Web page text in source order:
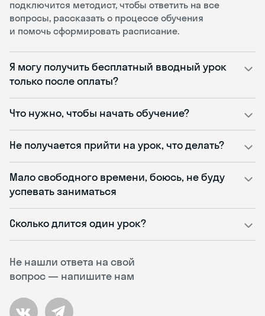
Не нашли ответа на свой
вопрос — напишите нам
подключится методист, чтобы ответить на все
вопросы, рассказать о процессе обучения
и помочь сформировать расписание.
Я могу получить бесплатный вводный урок
только после оплаты?
Что нужно, чтобы начать обучение?
Не получается прийти на урок, что делать?
Мало свободного времени, боюсь, не буду
успевать заниматься
Сколько длится один урок?